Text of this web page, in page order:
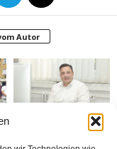
Autor
donduruldu